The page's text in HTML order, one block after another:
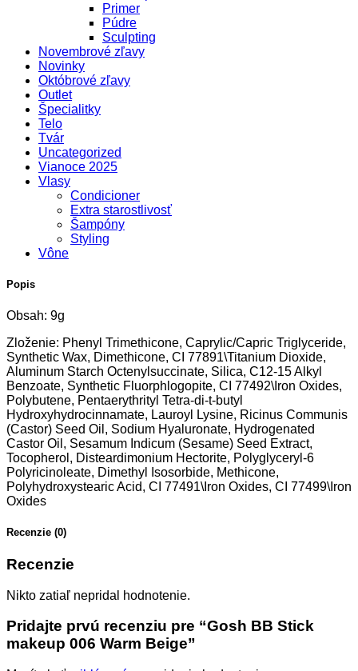
Primer
Púdre
Sculpting
Novembrové zľavy
Novinky
Októbrové zľavy
Outlet
Špecialitky
Telo
Tvár
Uncategorized
Vianoce 2025
Vlasy
Condicioner
Extra starostlivosť
Šampóny
Styling
Vône
Popis
Obsah: 9g
Zloženie: Phenyl Trimethicone, Caprylic/Capric Triglyceride,
Synthetic Wax, Dimethicone, CI 77891\Titanium Dioxide,
Aluminum Starch Octenylsuccinate, Silica, C12-15 Alkyl
Benzoate, Synthetic Fluorphlogopite, CI 77492\Iron Oxides,
Polybutene, Pentaerythrityl Tetra-di-t-butyl
Hydroxyhydrocinnamate, Lauroyl Lysine, Ricinus Communis
(Castor) Seed Oil, Sodium Hyaluronate, Hydrogenated
Castor Oil, Sesamum Indicum (Sesame) Seed Extract,
Tocopherol, Disteardimonium Hectorite, Polyglyceryl-6
Polyricinoleate, Dimethyl Isosorbide, Methicone,
Polyhydroxystearic Acid, CI 77491\Iron Oxides, CI 77499\Iron
Oxides
Recenzie (0)
Recenzie
Nikto zatiaľ nepridal hodnotenie.
Pridajte prvú recenziu pre “Gosh BB Stick
makeup 006 Warm Beige”